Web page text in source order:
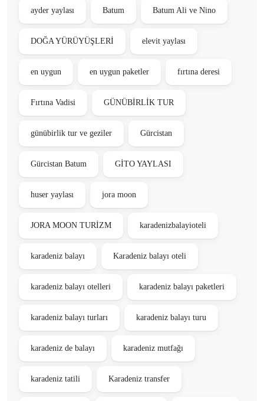
ayder yaylası Batum Batum Ali ve Nino
DOĞA YÜRÜYÜŞLERİ elevit yaylası
en uygun en uygun paketler fırtına deresi
Fırtına Vadisi GÜNÜBİRLİK TUR
günübirlik tur ve geziler Gürcistan
Gürcistan Batum GİTO YAYLASI
huser yaylası jora moon
JORA MOON TURİZM karadenizbalayioteli
karadeniz balayı Karadeniz balayı oteli
karadeniz balayı otelleri karadeniz balayı paketleri
karadeniz balayı turları karadeniz balayı turu
karadeniz de balayı karadeniz mutfağı
karadeniz tatili Karadeniz transfer